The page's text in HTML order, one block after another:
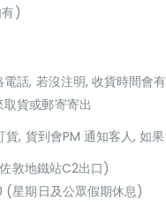
)
話, 若沒注明, 收貨時間會
貨或郵寄寄出
, 貨到會PM 通知客人, 如
敦地鐵站C2出口)
(星期日及公眾假期休息)